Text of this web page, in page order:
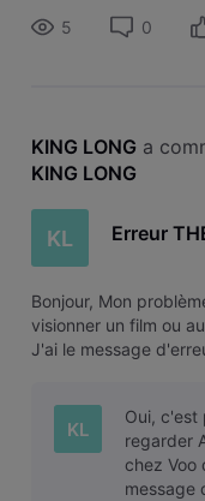
5 0
KING LONG a
KING LONG
KL Erreur
Bonjour, Mon
visionner un film ou
J'ai le message
KL
Oui, c'est
regarder
chez Voo
message